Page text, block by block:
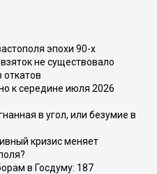
эпохи 90-х
не существовало
откатов
к середине июля 2026
в угол, или безумие в
кризис меняет
в Госдуму: 187